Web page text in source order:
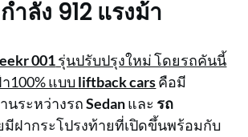
ำลัง 912 แรงม้า
001รุ่นปรับปรุงใหม่ โดยรถคันนี้
100% แบบliftback carsคือมี
นระหว่างรถSedanและ รถ
มีฝากระโปรงท้ายที่เปิดขึ้นพร้อมกับ